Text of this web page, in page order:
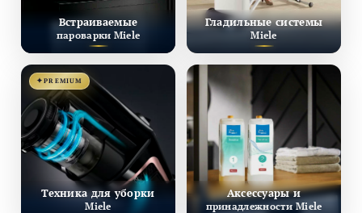
Встраиваемые
пароварки Miele
Гладильные системы
Miele
PREMIUM
Техника для уборки
Miele
Аксессуары и
принадлежности Miele